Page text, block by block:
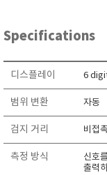
RIXEN
SaveCoat
Schaller
SENSECA
SENTEST
Specifications
디스플레이 6
범위 변환 자동
검지 거리 비접
측정 방식
신호
출력